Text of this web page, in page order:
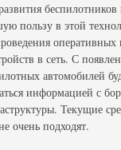
пользу в этой
в сеть. С
автомобилей
информацией с
Текущие
очень подходят.